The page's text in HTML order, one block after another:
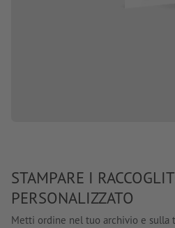
STAMPARE I
PERSONALIZZATO
Metti ordine nel tuo archivio e sulla